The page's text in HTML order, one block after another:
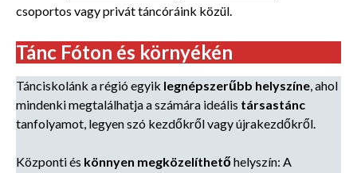
csoportos vagy privát táncóráink közül.
Tánc Fóton és környékén
Tánciskolánk a régió egyik legnépszerűbb helyszíne, ahol
mindenki megtalálhatja a számára ideális társastánc
tanfolyamot, legyen szó kezdőkről vagy újrakezdőkről.
Központi és könnyen megközelíthetőhelyszín: A